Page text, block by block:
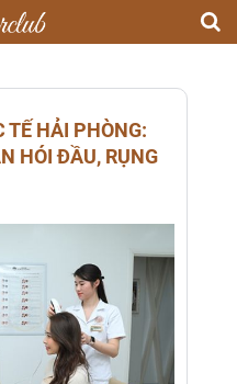
TẾ HẢI PHÒNG:
HÓI ĐẦU, RỤNG